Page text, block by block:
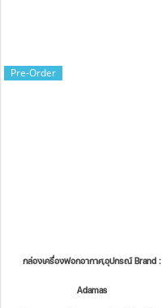
Pre-Order
กล่องเครื่องฟอกอากาศ,อุปกรณ์ Brand :
Adamas